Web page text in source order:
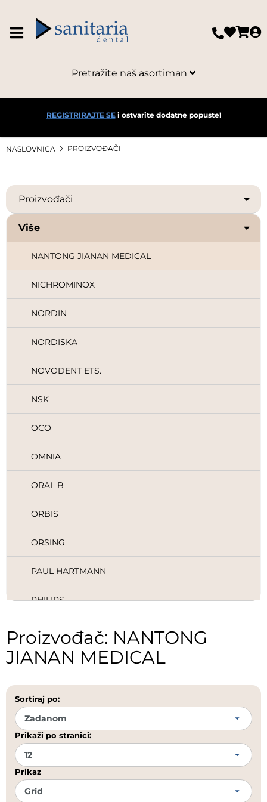
Pretražite naš asortiman
REGISTRIRAJTE SEi ostvarite dodatne popuste!
NASLOVNICA PROIZVOĐAČI
Proizvođači
Više
MEDIA
MEDTECHDENTAL
METASYS
MIKROLAB
MLS SAFETY
NANTONG JIANAN MEDICAL
NICHROMINOX
NORDIN
NORDISKA
NOVODENT ETS.
NSK
OCO
OMNIA
ORAL B
ORBIS
ORSING
PAUL HARTMANN
PHILIPS
PLASTIKA VIRANT D.O.O.
POLIDENT
POLIRAPID
PROFIMED
REDDISH STONE
ROEKO
Proizvođač: NANTONG
JIANAN MEDICAL
Sortiraj po:
Prikaži po stranici:
Prikaz